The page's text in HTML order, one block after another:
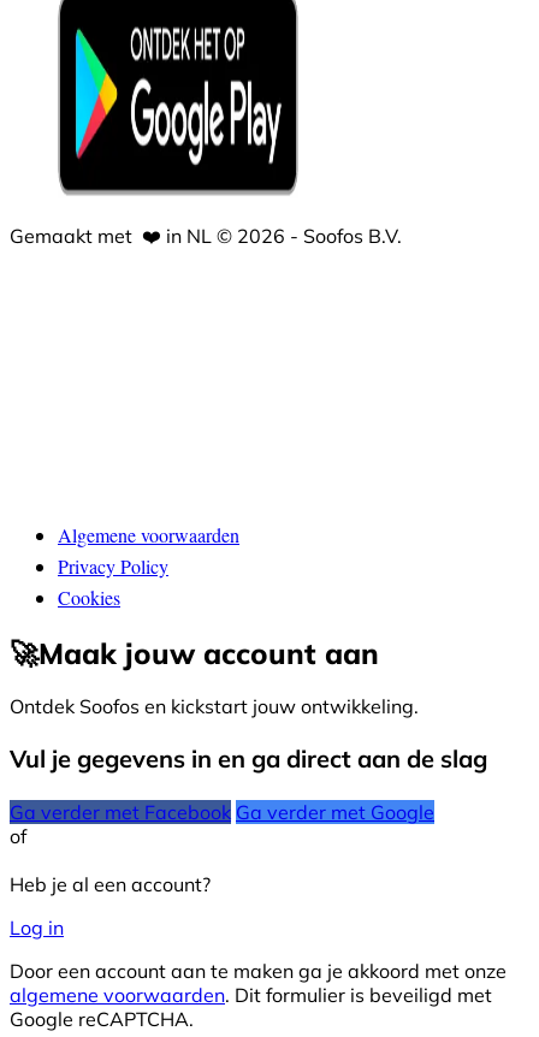
Gemaakt met ❤️ in NL © 2026 - Soofos B.V.
Algemene voorwaarden
Privacy Policy
Cookies
🚀Maak jouw account aan
Ontdek Soofos en kickstart jouw ontwikkeling.
Vul je gegevens in en ga direct aan de slag
Ga verder met Facebook Ga verder met Google
of
Heb je al een account?
Log in
Door een account aan te maken ga je akkoord met onze
algemene voorwaarden. Dit formulier is beveiligd met
Google reCAPTCHA.